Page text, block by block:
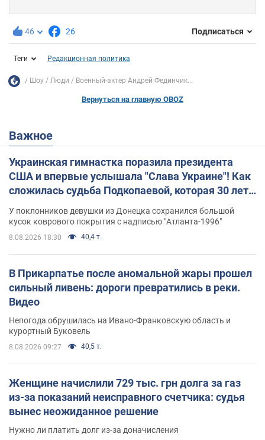
46 26 Подписаться
Теги Редакционная политика
Шоу Люди Военный-актер Андрей Фединчик...
Вернуться на главную OBOZ
Важное
Украинская гимнастка поразила президента
США и впервые услышала "Слава Украине"! Как
сложилась судьба Подкопаевой, которая 30 лет
У поклонников девушки из Донецка сохранился большой
кусок коврового покрытия с надписью "Атланта-1996"
8.08.2026 18:30 40,4 т.
В Прикарпатье после аномальной жары прошел
сильный ливень: дороги превратились в реки.
Видео
Непогода обрушилась на Ивано-Франковскую область и
курортный Буковель
8.08.2026 09:27 40,5 т.
Женщине начислили 729 тыс. грн долга за газ
из-за показаний неисправного счетчика: судья
вынес неожиданное решение
Нужно ли платить долг из-за доначисления